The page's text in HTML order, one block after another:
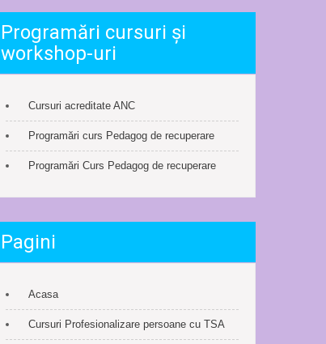
Programări cursuri și
workshop-uri
Cursuri acreditate ANC
Programări curs Pedagog de recuperare
Programări Curs Pedagog de recuperare
Pagini
Acasa
Cursuri Profesionalizare persoane cu TSA